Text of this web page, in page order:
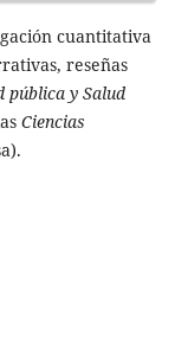
cuantitativa
reseñas
pública y Salud
Ciencias